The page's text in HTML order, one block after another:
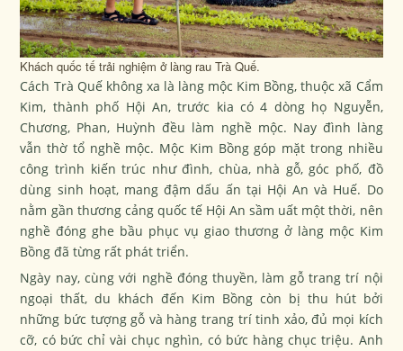
Khách quốc tế trải nghiệm ở làng rau Trà Quế.
Cách Trà Quế không xa là làng mộc Kim Bồng, thuộc xã Cẩm
Kim, thành phố Hội An, trước kia có 4 dòng họ Nguyễn,
Chương, Phan, Huỳnh đều làm nghề mộc. Nay đình làng
vẫn thờ tổ nghề mộc. Mộc Kim Bồng góp mặt trong nhiều
công trình kiến trúc như đình, chùa, nhà gỗ, góc phố, đồ
dùng sinh hoạt, mang đậm dấu ấn tại Hội An và Huế. Do
nằm gần thương cảng quốc tế Hội An sầm uất một thời, nên
nghề đóng ghe bầu phục vụ giao thương ở làng mộc Kim
Bồng đã từng rất phát triển.
Ngày nay, cùng với nghề đóng thuyền, làm gỗ trang trí nội
ngoại thất, du khách đến Kim Bồng còn bị thu hút bởi
những bức tượng gỗ và hàng trang trí tinh xảo, đủ mọi kích
cỡ, có bức chỉ vài chục nghìn, có bức hàng chục triệu. Anh